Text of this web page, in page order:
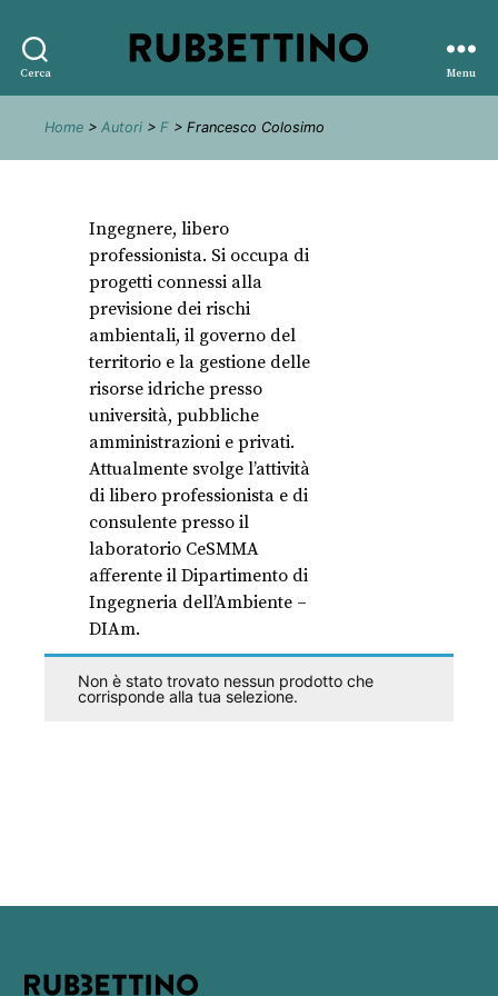
Cerca
editore
Menu
Home > Autori > F > Francesco Colosimo
Ingegnere, libero
professionista. Si occupa di
progetti connessi alla
previsione dei rischi
ambientali, il governo del
territorio e la gestione delle
risorse idriche presso
università, pubbliche
amministrazioni e privati.
Attualmente svolge l’attività
di libero professionista e di
consulente presso il
laboratorio CeSMMA
afferente il Dipartimento di
Ingegneria dell’Ambiente –
DIAm.
Non è stato trovato nessun prodotto che
corrisponde alla tua selezione.